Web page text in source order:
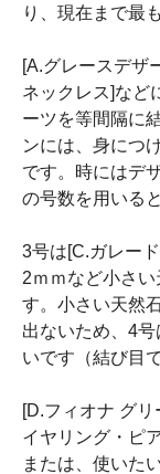
り、現在まで最
[A.グレースデザ
ネックレス]など
ーツを等間隔に
ンには、身につ
です。時にはデ
の号数を用いる
3号は[C.ガレー
2ｍｍなど小さ
す。小さい天然
出ないため、4
いです（結び目
[D.フィオナ グ
イヤリング・ピ
または、使いた